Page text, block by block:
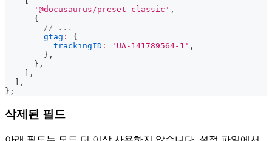
'@docusaurus/preset-classic' ,
{
// ...
gtag :
{
trackingID : 'UA-141789564-1' ,
} ,
} ,
] ,
] ,
} ;
삭제된 필드